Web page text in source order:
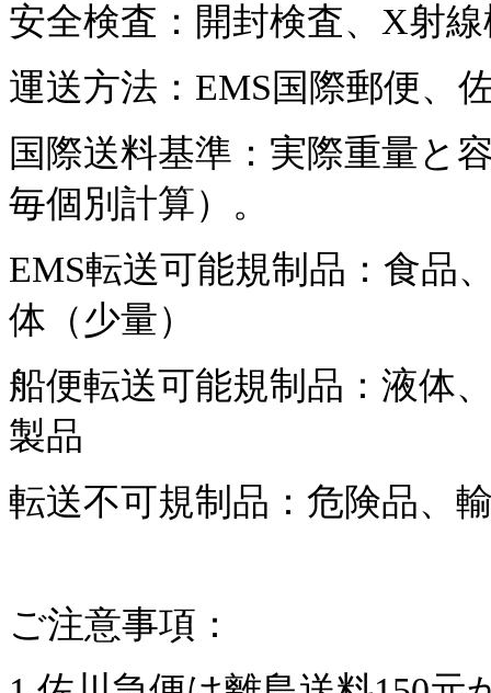
安全検査：開封検査、X射
運送方法：EMS国際郵便、
国際送料基準：実際重量と
毎個別計算）。
EMS転送可能規制品：食品
体（少量）
船便転送可能規制品：液体
製品
転送不可規制品：危険品、
ご注意事項：